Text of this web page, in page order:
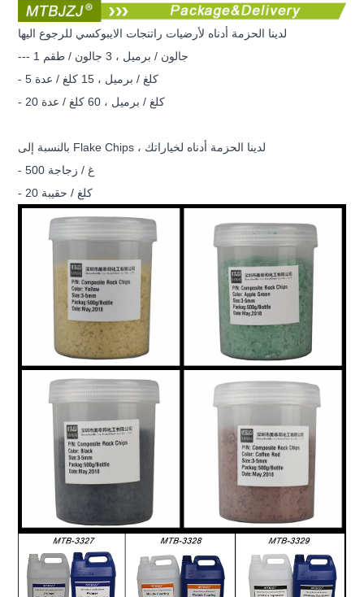
لدينا الحزمة أدناه لأرضيات راتنجات الايبوكسي للرجوع اليها
--- 1 جالون / برميل ، 3 جالون / طقم
- 5 كلغ / برميل ، 15 كلغ / عدة
- 20 كلغ / برميل ، 60 كلغ / عدة
بالنسبة إلى Flake Chips ، لدينا الحزمة أدناه لخياراتك
- 500 غ / زجاجة
- 20 كلغ / حقيبة